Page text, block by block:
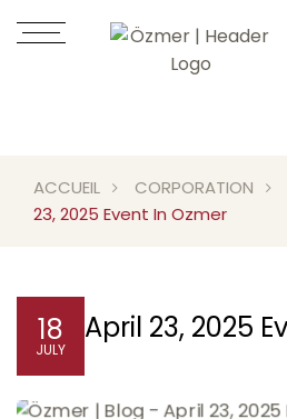
ACCUEIL CORPORATION
23, 2025 Event In Ozmer
18
JULY
April 23, 2025